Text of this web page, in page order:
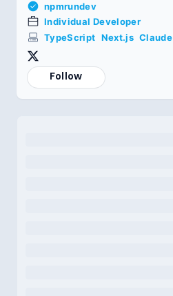
npmrundev
Individual Developer
TypeScript Next.js Claude
Follow